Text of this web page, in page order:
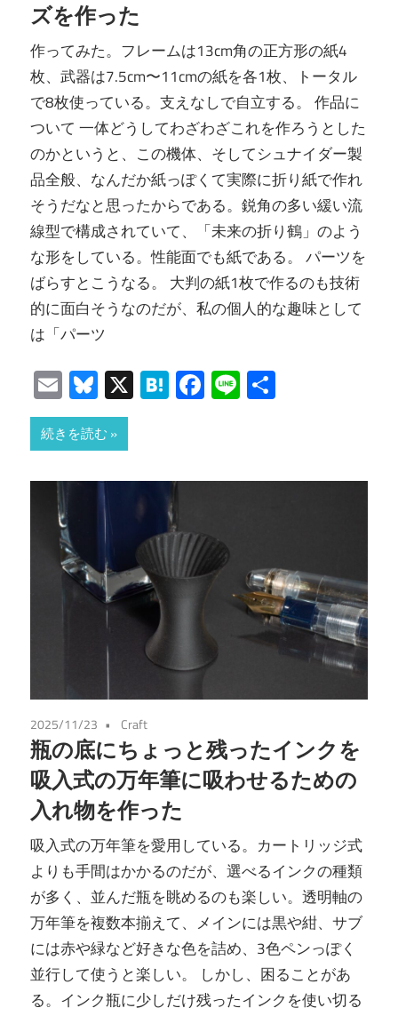
ズを作った
作ってみた。フレームは13cm角の正方形の紙4
枚、武器は7.5cm〜11cmの紙を各1枚、トータル
で8枚使っている。支えなしで自立する。 作品に
ついて 一体どうしてわざわざこれを作ろうとした
のかというと、この機体、そしてシュナイダー製
品全般、なんだか紙っぽくて実際に折り紙で作れ
そうだなと思ったからである。鋭角の多い緩い流
線型で構成されていて、「未来の折り鶴」のよう
な形をしている。性能面でも紙である。 パーツを
ばらすとこうなる。 大判の紙1枚で作るのも技術
的に面白そうなのだが、私の個人的な趣味として
は「パーツ
EmailBluesky
X Hatena
Facebook
Line
続きを読む
2025/11/23 Craft
瓶の底にちょっと残ったインクを
吸入式の万年筆に吸わせるための
入れ物を作った
吸入式の万年筆を愛用している。カートリッジ式
よりも手間はかかるのだが、選べるインクの種類
が多く、並んだ瓶を眺めるのも楽しい。透明軸の
万年筆を複数本揃えて、メインには黒や紺、サブ
には赤や緑など好きな色を詰め、3色ペンっぽく
並行して使うと楽しい。 しかし、困ることがあ
る。インク瓶に少しだけ残ったインクを使い切る